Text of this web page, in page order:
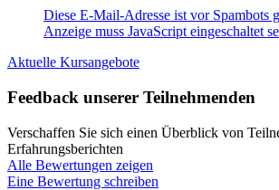
Diese E-Mail-Adresse ist vor Spambots
Anzeige muss JavaScript eingeschaltet
Aktuelle Kursangebote
Feedback unserer Teilnehmenden
Verschaffen Sie sich einen Überblick von
Erfahrungsberichten
Alle Bewertungen zeigen
Eine Bewertung schreiben